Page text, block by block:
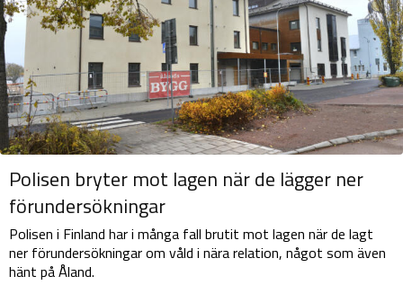
Polisen bryter mot lagen när de lägger ner
förundersökningar
Polisen i Finland har i många fall brutit mot lagen när de lagt
ner förundersökningar om våld i nära relation, något som även
hänt på Åland.